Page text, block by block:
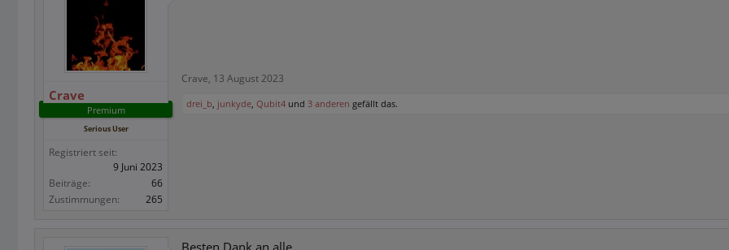
Crave
Premium
Serious User
Registriert seit:
9 Juni 2023
Beiträge:
66
Zustimmungen:
265
Crave, 13 August 2023
drei_b, junkyde, Qubit4 und 3 anderen gefällt das.
Besten Dank an alle